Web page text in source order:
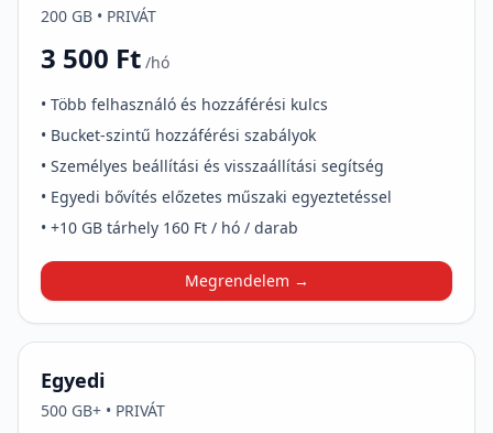
200 GB • PRIVÁT
3 500 Ft /hó
• Több felhasználó és hozzáférési kulcs
• Bucket-szintű hozzáférési szabályok
• Személyes beállítási és visszaállítási segítség
• Egyedi bővítés előzetes műszaki egyeztetéssel
• +10 GB tárhely 160 Ft / hó / darab
Megrendelem →
Egyedi
500 GB+ • PRIVÁT